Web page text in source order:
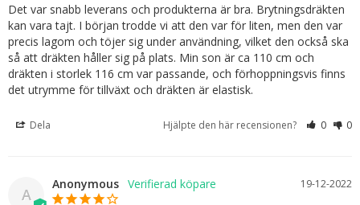
Det var snabb leverans och produkterna är bra. Brytningsdräkten
kan vara tajt. I början trodde vi att den var för liten, men den var
precis lagom och töjer sig under användning, vilket den också ska
så att dräkten håller sig på plats. Min son är ca 110 cm och
dräkten i storlek 116 cm var passande, och förhoppningsvis finns
det utrymme för tillväxt och dräkten är elastisk.
Dela Hjälpte den här recensionen? 0 0
A
19-12-2022
Anonymous